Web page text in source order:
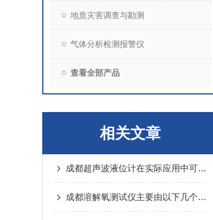
地质灾害调查与勘测
气体分析检测报警仪
查看全部产品
相关文章
成都超声波液位计在实际应用中可能会出现以下常见问题
成都溶解氧测试仪主要由以下几个部分组成